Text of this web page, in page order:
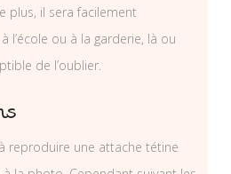
plus, il sera facilement
l’école ou à la garderie, là ou
de l’oublier.
reproduire une attache tétine